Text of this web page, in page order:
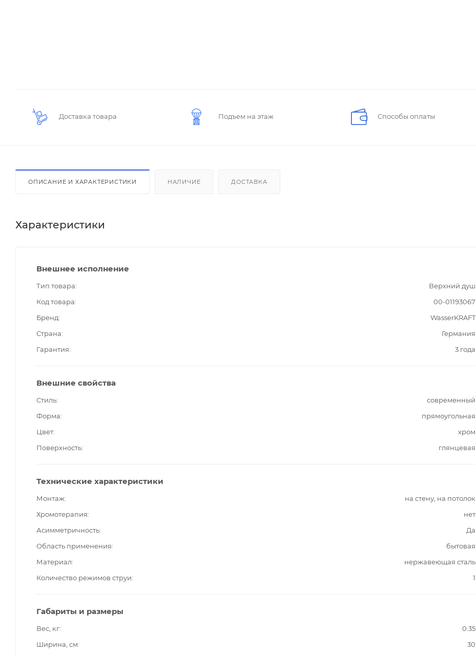
Доставка товара Подъем на этаж Способы оплаты
ОПИСАНИЕ И ХАРАКТЕРИСТИКИ НАЛИЧИЕ ДОСТАВКА
Характеристики
Внешнее исполнение
Тип товара
Верхний душ
Код товара
00-01193067
Бренд
WasserKRAFT
Страна
Германия
Гарантия
3 года
Внешние свойства
Стиль
современный
Форма
прямоугольная
Цвет
хром
Поверхность
глянцевая
Технические характеристики
Монтаж
на стену, на потолок
Хромотерапия
нет
Асимметричность
Да
Область применения
бытовая
Материал
нержавеющая сталь
Количество режимов струи
1
Габариты и размеры
Вес, кг
0.35
Ширина, см
30